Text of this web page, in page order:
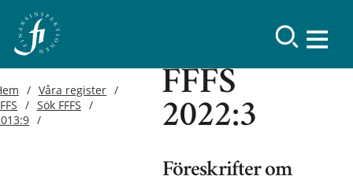
Våra register
Sök FFFS
FFFS
2022:3
Föreskrifter om